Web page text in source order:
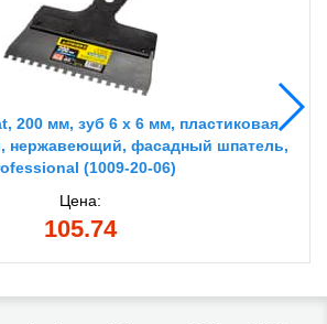
200 мм, зуб 6 х 6 мм, пластиковая
нержавеющий, фасадный шпатель,
(1009-20-06)
Цена:
105.74